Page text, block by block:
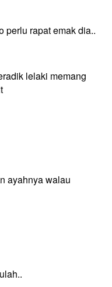
perlu rapat emak dia..
lelaki memang
ayahnya walau